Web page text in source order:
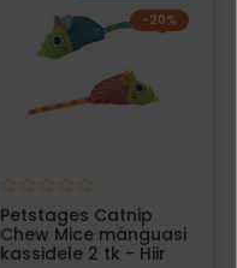
−20%
Petstages Catnip
Chew Mice mänguasi
kassidele 2 tk - Hiir